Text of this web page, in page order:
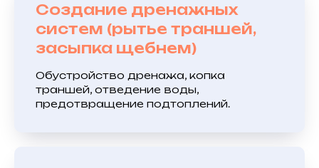
Создание дренажных
систем (рытье траншей,
засыпка щебнем)
Обустройство дренажа, копка
траншей, отведение воды,
предотвращение подтоплений.